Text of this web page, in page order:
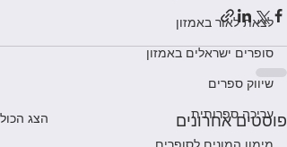
לצאת לאור באמזון
סופרים ישראלים באמזון
שיווק ספרים
עריכה ספרותית
מימון המונים לסופרים
פוסטים אחרונים הצג הכול